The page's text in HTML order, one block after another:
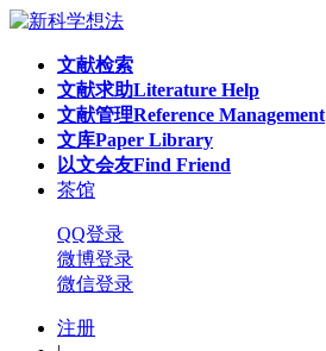
文献检索
文献求助Literature Help
文献管理Reference Management
文库Paper Library
以文会友Find Friend
茶馆
QQ登录
微博登录
微信登录
注册